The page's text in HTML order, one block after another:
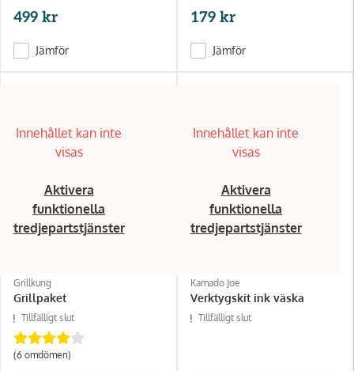
499 kr
Jämför
179 kr
Jämför
Innehållet kan inte
visas
Aktivera
funktionella
tredjepartstjänster
Grillkung
Grillpaket
Tillfälligt slut
(6 omdömen)
Innehållet kan inte
visas
Aktivera
funktionella
tredjepartstjänster
Kamado Joe
Verktygskit ink väska
Tillfälligt slut